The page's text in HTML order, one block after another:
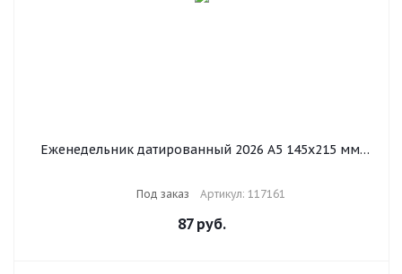
Еженедельник датированный 2026 А5 145х215 мм,
Под заказ Артикул: 117161
87руб.